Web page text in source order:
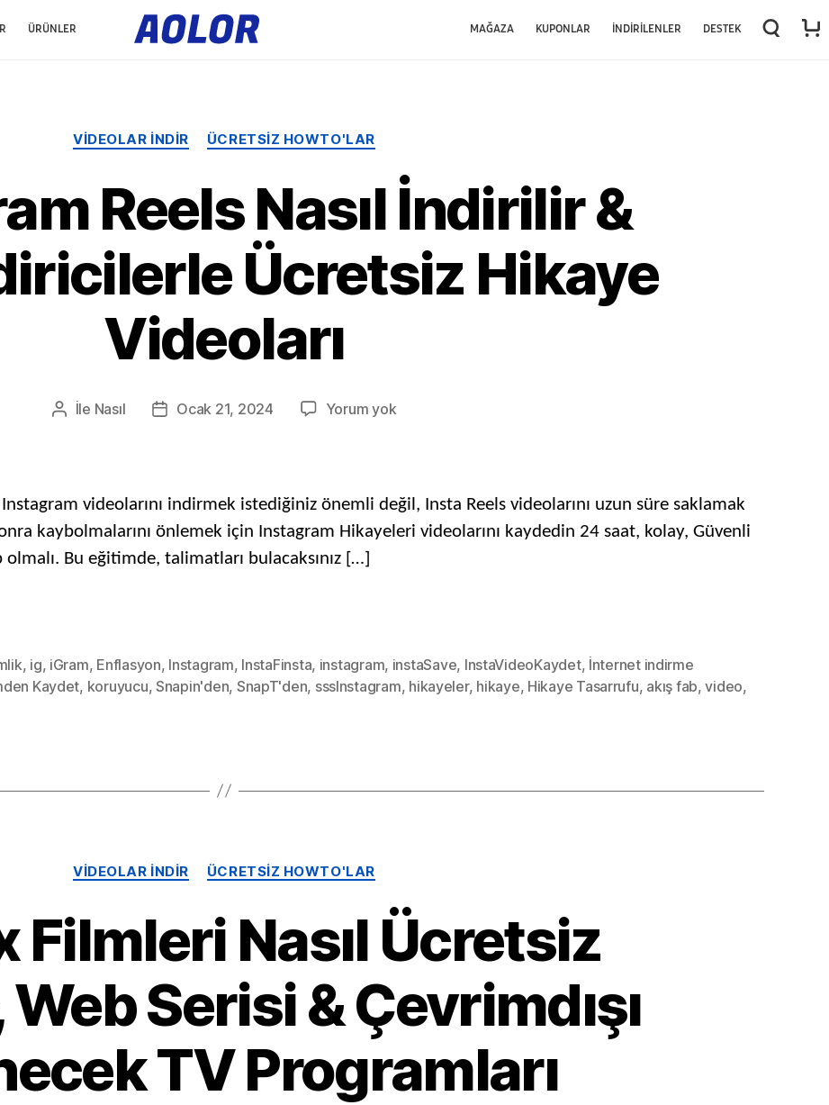
ÜRÜNLER
o
l
o
MAĞAZA KUPONLAR İNDIRILENLER DESTEK
Kategoriler
VIDEOLAR INDIR ÜCRETSIZ HOWTO'LAR
Reels Nasıl İndirilir &
Ücretsiz Hikaye
Videoları
Gönderi
İle Nasıl
PostaOcak 21, 2024 Yorum yokAçık
İndirilir
&
Insta
videolarını indirmek istediğiniz önemli değil, Insta Reels videolarını uzun süre saklamak
kaybolmalarını önlemek için Instagram Hikayeleri videolarını kaydedin 24 saat, kolay, Güvenli
Bu eğitimde, talimatları bulacaksınız […]
, ig, iGram, Enflasyon, Instagram, InstaFinsta, instagram, instaSave, InstaVideoKaydet, İnternet indirme
Kaydet, koruyucu,Snapin'den, SnapT'den, sssInstagram, hikayeler, hikaye, Hikaye Tasarrufu, akış fab,video,
Kategoriler
VIDEOLAR INDIR ÜCRETSIZ HOWTO'LAR
Filmleri Nasıl Ücretsiz
Serisi & Çevrimdışı
TV Programları